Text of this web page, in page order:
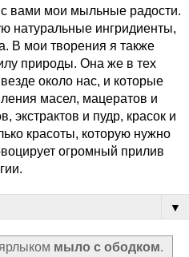
с вами мои мыльные радости.
натуральные ингридиенты,
В мои творения я также
природы. Она же в тех
около нас, и которые
масел, мацератов и
экстрактов и пудр, красок и
красоты, которую нужно
огромный прилив
▼
мыло с ободком.